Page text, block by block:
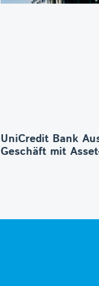
UniCredit Bank
Geschäft mit